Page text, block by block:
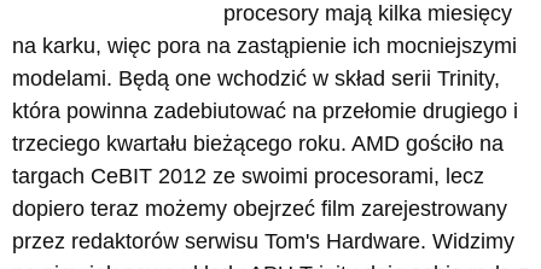
procesory mają kilka miesięcy
na karku, więc pora na zastąpienie ich mocniejszymi
modelami. Będą one wchodzić w skład serii Trinity,
która powinna zadebiutować na przełomie drugiego i
trzeciego kwartału bieżącego roku. AMD gościło na
targach CeBIT 2012 ze swoimi procesorami, lecz
dopiero teraz możemy obejrzeć film zarejestrowany
przez redaktorów serwisu Tom's Hardware. Widzimy